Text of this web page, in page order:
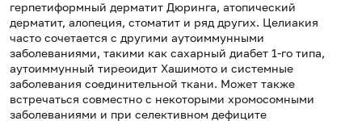
герпетиформный дерматит Дюринга, атопический
дерматит, алопеция, стоматит и ряд других. Целиакия
часто сочетается с другими аутоиммунными
заболеваниями, такими как сахарный диабет 1-го типа,
аутоиммунный тиреоидит Хашимото и системные
заболевания соединительной ткани. Может также
встречаться совместно с некоторыми хромосомными
заболеваниями и при селективном дефиците